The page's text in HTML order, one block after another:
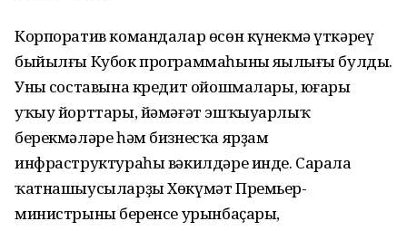
Корпоратив командалар өсөн күнекмә үткәреү
быйылғы Кубок программаһының яңылығы булды.
Уның составына кредит ойошмалары, юғары
уҡыу йорттары, йәмәғәт эшҡыуарлыҡ
берекмәләре һәм бизнесҡа ярҙам
инфраструктураһы вәкилдәре инде. Сарала
ҡатнашыусыларҙы Хөкүмәт Премьер-
министрының беренсе урынбаҫары,